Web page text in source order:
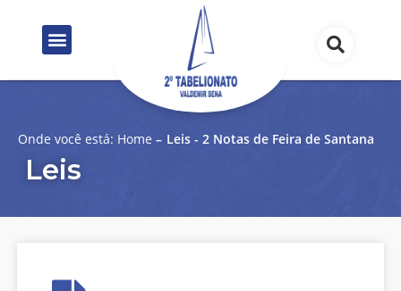
Onde você está: Home – Leis - 2 Notas de Feira de Santana
Leis